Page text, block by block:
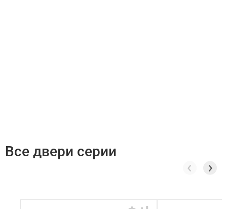
Все двери серии